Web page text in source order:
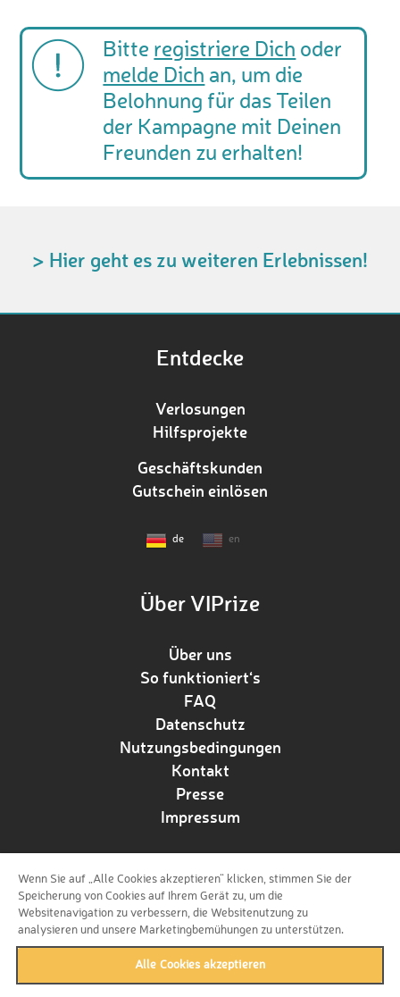
Bitte registriere Dich oder
melde Dich an, um die
Belohnung für das Teilen
der Kampagne mit Deinen
Freunden zu erhalten!
> Hier geht es zu weiteren Erlebnissen!
Entdecke
Verlosungen
Hilfsprojekte
Geschäftskunden
Gutschein einlösen
de en
Über VIPrize
Über uns
So funktioniert‘s
FAQ
Datenschutz
Nutzungsbedingungen
Kontakt
Presse
Impressum
Folge uns!
Wenn Sie auf „Alle Cookies akzeptieren“ klicken, stimmen Sie der
Speicherung von Cookies auf Ihrem Gerät zu, um die
Websitenavigation zu verbessern, die Websitenutzung zu
analysieren und unsere Marketingbemühungen zu unterstützen.
Alle Cookies akzeptieren